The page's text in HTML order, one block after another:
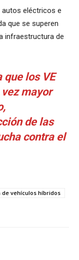
autos eléctricos e
que se superen
infraestructura de
los VE
mayor
de las
contra el
vehículos híbridos